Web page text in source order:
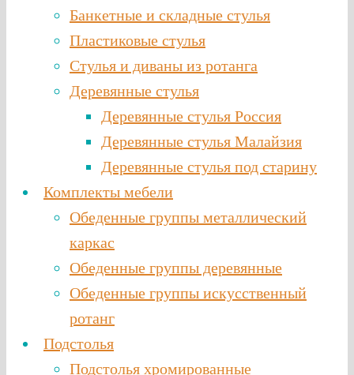
Банкетные и складные стулья
Пластиковые стулья
Стулья и диваны из ротанга
Деревянные стулья
Деревянные стулья Россия
Деревянные стулья Малайзия
Деревянные стулья под старину
Комплекты мебели
Обеденные группы металлический
каркас
Обеденные группы деревянные
Обеденные группы искусственный
ротанг
Подстолья
Подстолья хромированные